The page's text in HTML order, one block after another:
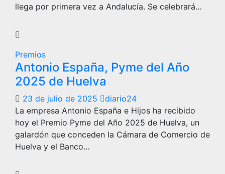
llega por primera vez a Andalucía. Se celebrará…
Premios
Antonio España, Pyme del Año
2025 de Huelva
23 de julio de 2025
diario24
La empresa Antonio España e Hijos ha recibido
hoy el Premio Pyme del Año 2025 de Huelva, un
galardón que conceden la Cámara de Comercio de
Huelva y el Banco…